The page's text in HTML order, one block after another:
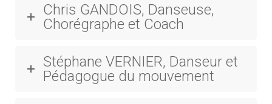
Chris GANDOIS, Danseuse,
Chorégraphe et Coach
Stéphane VERNIER, Danseur et
Pédagogue du mouvement